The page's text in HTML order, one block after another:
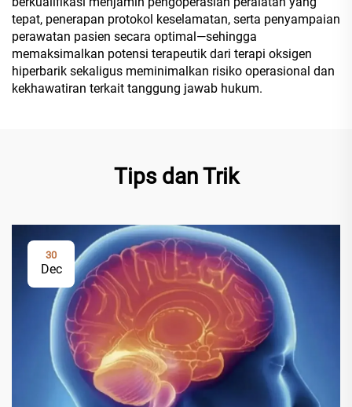
tepat, penerapan protokol keselamatan, serta penyampaian
perawatan pasien secara optimal—sehingga
memaksimalkan potensi terapeutik dari terapi oksigen
hiperbarik sekaligus meminimalkan risiko operasional dan
kekhawatiran terkait tanggung jawab hukum.
Tips dan Trik
30
Dec